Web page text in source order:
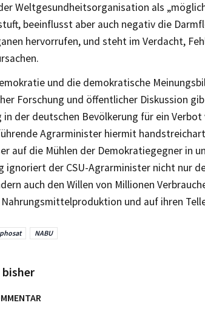
Weltgesundheitsorganisation als
beeinflusst aber auch negativ die
hervorrufen, und steht im Verdacht,
und die demokratische
Forschung und öffentlicher Diskussion
der deutschen Bevölkerung für ein
Agrarminister hiermit
auf die Mühlen der Demokratiegegner in
ignoriert der CSU-Agrarminister nicht nur
auch den Willen von Millionen
und auf ihren
NABU